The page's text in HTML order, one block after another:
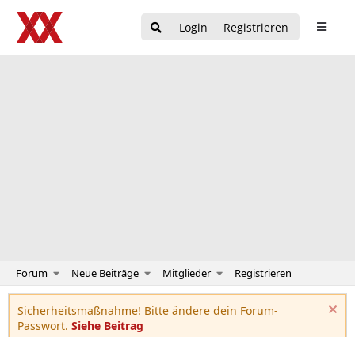
Login Registrieren
Forum Neue Beiträge Mitglieder Registrieren
Sicherheitsmaßnahme! Bitte ändere dein Forum-
Passwort. Siehe Beitrag